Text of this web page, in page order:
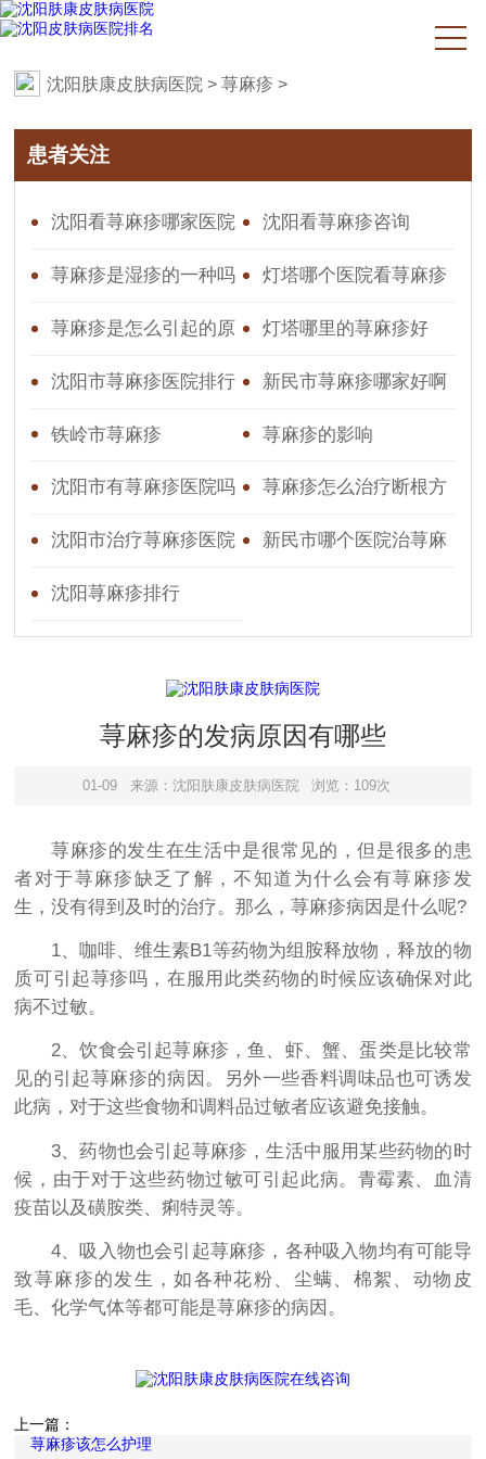
沈阳肤康皮肤病医院 >荨麻疹 >
患者关注
沈阳看荨麻疹哪家医院
好？专业推荐与就医指南
沈阳看荨麻疹咨询
荨麻疹是湿疹的一种吗 灯塔哪个医院看荨麻疹
效果好
荨麻疹是怎么引起的原
因造成的图片
灯塔哪里的荨麻疹好
沈阳市荨麻疹医院排行 新民市荨麻疹哪家好啊
铁岭市荨麻疹 荨麻疹的影响
沈阳市有荨麻疹医院吗 荨麻疹怎么治疗断根方
法
沈阳市治疗荨麻疹医院 新民市哪个医院治荨麻
沈阳荨麻疹排行
荨麻疹的发病原因有哪些
01-09 来源：沈阳肤康皮肤病医院 浏览：109次
荨麻疹的发生在生活中是很常见的，但是很多的患
者对于荨麻疹缺乏了解，不知道为什么会有荨麻疹发
生，没有得到及时的治疗。那么，荨麻疹病因是什么呢?
1、咖啡、维生素B1等药物为组胺释放物，释放的物
质可引起荨疹吗，在服用此类药物的时候应该确保对此
病不过敏。
2、饮食会引起荨麻疹，鱼、虾、蟹、蛋类是比较常
见的引起荨麻疹的病因。另外一些香料调味品也可诱发
此病，对于这些食物和调料品过敏者应该避免接触。
3、药物也会引起荨麻疹，生活中服用某些药物的时
候，由于对于这些药物过敏可引起此病。青霉素、血清
疫苗以及磺胺类、痢特灵等。
4、吸入物也会引起荨麻疹，各种吸入物均有可能导
致荨麻疹的发生，如各种花粉、尘螨、棉絮、动物皮
毛、化学气体等都可能是荨麻疹的病因。
上一篇：
荨麻疹该怎么护理